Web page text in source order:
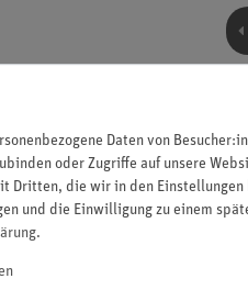
Daten von
oder Zugriffe auf unsere
Dritten, die wir in den Einstellungen
und die Einwilligung zu einem
.